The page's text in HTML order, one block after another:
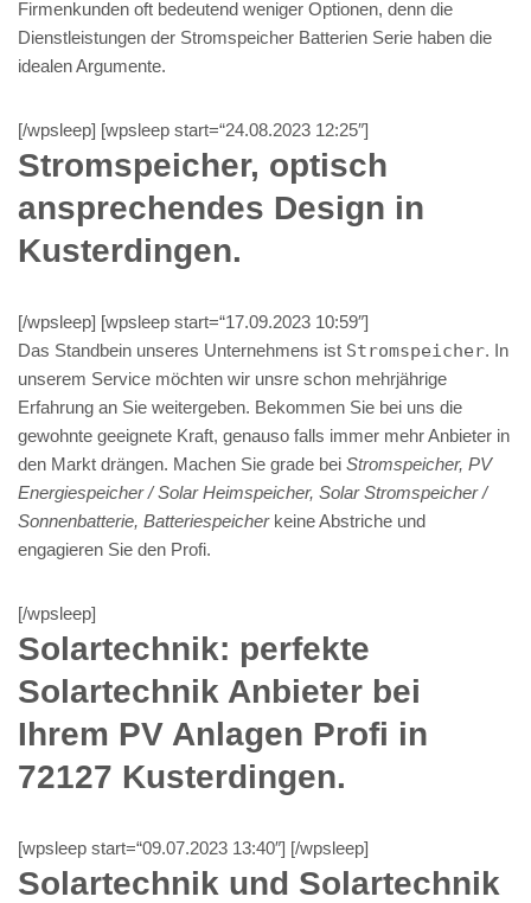
Firmenkunden oft bedeutend weniger Optionen, denn die
Dienstleistungen der Stromspeicher Batterien Serie haben die
idealen Argumente.
[/wpsleep] [wpsleep start=“24.08.2023 12:25″]
Stromspeicher, optisch
ansprechendes Design in
Kusterdingen.
[/wpsleep] [wpsleep start=“17.09.2023 10:59″]
Das Standbein unseres Unternehmens ist Stromspeicher. In
unserem Service möchten wir unsre schon mehrjährige
Erfahrung an Sie weitergeben. Bekommen Sie bei uns die
gewohnte geeignete Kraft, genauso falls immer mehr Anbieter in
den Markt drängen. Machen Sie grade bei Stromspeicher, PV
Energiespeicher / Solar Heimspeicher, Solar Stromspeicher /
Sonnenbatterie, Batteriespeicherkeine Abstriche und
engagieren Sie den Profi.
[/wpsleep]
Solartechnik: perfekte
Solartechnik Anbieter bei
Ihrem PV Anlagen Profi in
72127 Kusterdingen.
[wpsleep start=“09.07.2023 13:40″] [/wpsleep]
Solartechnik und Solartechnik